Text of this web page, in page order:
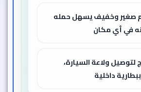
صغير وخفيف يسهل حمله
في أي مكان
لتوصيل ولاعة السيارة،
داخلية